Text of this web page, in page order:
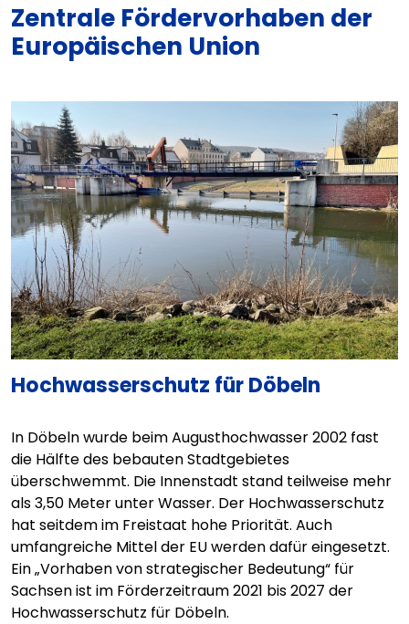
Zentrale Fördervorhaben der
Europäischen Union
Hochwasserschutz für Döbeln
In Döbeln wurde beim Augusthochwasser 2002 fast
die Hälfte des bebauten Stadtgebietes
überschwemmt. Die Innenstadt stand teilweise mehr
als 3,50 Meter unter Wasser. Der Hochwasserschutz
hat seitdem im Freistaat hohe Priorität. Auch
umfangreiche Mittel der EU werden dafür eingesetzt.
Ein „Vorhaben von strategischer Bedeutung“ für
Sachsen ist im Förderzeitraum 2021 bis 2027 der
Hochwasserschutz für Döbeln.